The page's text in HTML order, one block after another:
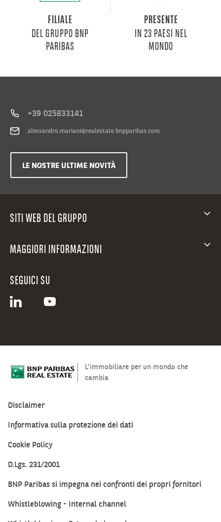
FILIALE
DEL GRUPPO BNP
PARIBAS
PRESENTE
IN 23 PAESI NEL
MONDO
+39 025833141
alessandro.mariani@realestate.bnpparibas.com
LE NOSTRE ULTIME NOVITÀ
SITI WEB DEL GRUPPO
MAGGIORI INFORMAZIONI
SEGUICI SU
L’immobiliare per un mondo che
cambia
Disclaimer
Informativa sulla protezione dei dati
Cookie Policy
D.Lgs. 231/2001
BNP Paribas si impegna nei confronti dei propri fornitori
Whistleblowing - Internal channel